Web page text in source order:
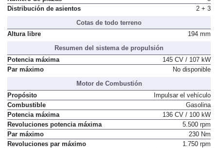
Distribución de asientos
2 + 3
Cotas de todo terreno
Altura libre
194 mm
Resumen del sistema de propulsión
Potencia máxima
145 CV / 107 kW
Par máximo
No disponible
Motor de Combustión
Propósito
Impulsar el vehículo
Combustible
Gasolina
Potencia máxima
136 CV / 100 kW
Revoluciones potencia máxima
5.500 rpm
Par máximo
230 Nm
Revoluciones par máximo
1.750 rpm